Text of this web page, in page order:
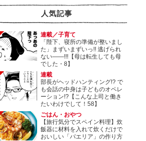
人気記事
連載／子育て
「陛下、寝所の準備が整いまし
た」まずいまずいっ!! 逃げられ
ない――!!!【母は転生しても母
でした・8】
連載
部長がヘッドハンティング!? で
も会話の中身は子どものオペレ
ーション!?【こんな上司と働き
たいわけでして！58】
ごはん・おやつ
【旅行気分でスペイン料理】炊
飯器に材料を入れて炊くだけで
おいしい「パエリア」の作り方